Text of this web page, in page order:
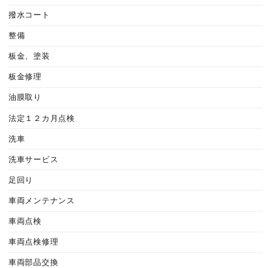
撥水コート
整備
板金、塗装
板金修理
油膜取り
法定１２カ月点検
洗車
洗車サービス
足回り
車両メンテナンス
車両点検
車両点検修理
車両部品交換